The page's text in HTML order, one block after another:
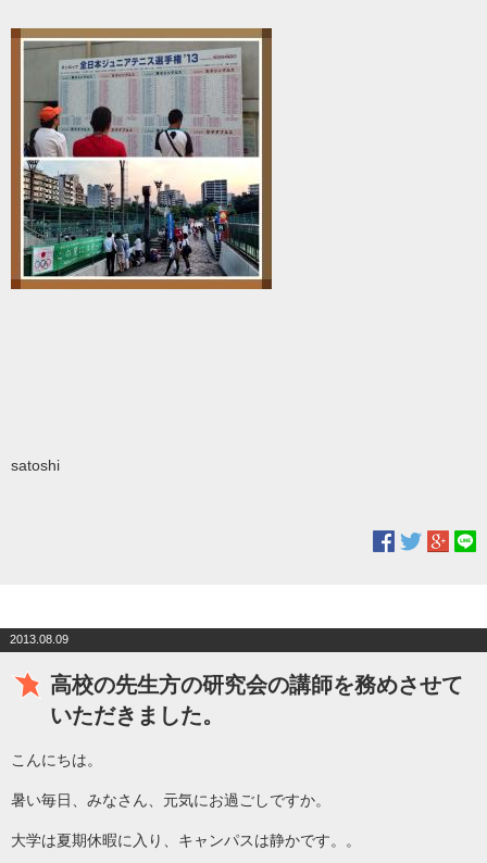
satoshi
2013.08.09
高校の先生方の研究会の講師を務めさせて
いただきました。
こんにちは。
暑い毎日、みなさん、元気にお過ごしですか。
大学は夏期休暇に入り、キャンパスは静かです。。